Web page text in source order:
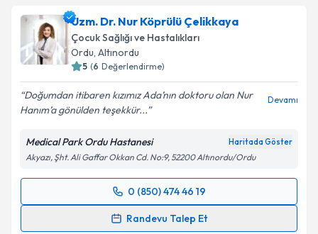
Uzm. Dr. Nur Köprülü Çelikkaya
Çocuk Sağlığı ve Hastalıkları
Ordu, Altınordu
5 (6 Değerlendirme)
Doğumdan itibaren kızımız Ada’nın doktoru olan Nur
Hanım’a gönülden teşekkür...
Devamı
Medical Park Ordu Hastanesi Haritada Göster
Akyazı, Şht. Ali Gaffar Okkan Cd. No:9, 52200 Altınordu/Ordu
0 (850) 474 46 19
Randevu Talep Et
Randevu Takvimi Talebi